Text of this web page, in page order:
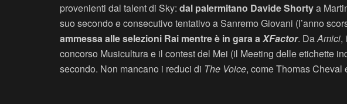
provenienti dal talent di Sky: dal palermitano Davide Shortya
suo secondo e consecutivo tentativo a Sanremo Giovani (l’anno
ammessa alle selezioni Rai mentre è in gara a XFactor. DaAmici,
concorso Musicultura e il contest del Mei (il Meeting delle etichette
secondo. Non mancano i reduci di The Voice, come Thomas Cheval